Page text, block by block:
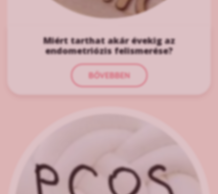
Miért tarthat akár évekig az
endometriózis felismerése?
BŐVEBBEN